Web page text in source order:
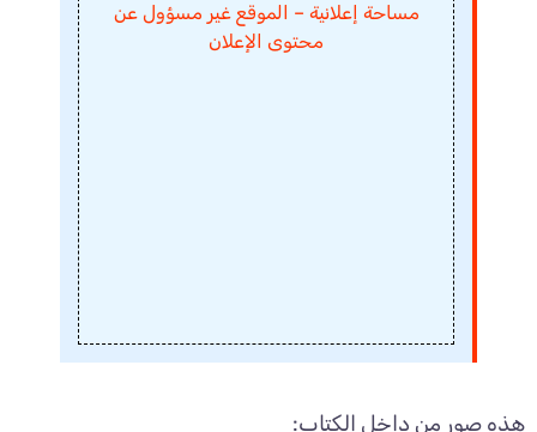
مساحة إعلانية – الموقع غير مسؤول عن
محتوى الإعلان
هذه صور من داخل الكتاب: